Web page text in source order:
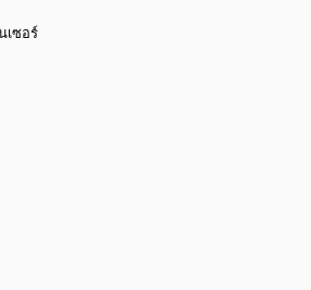
เซอร์